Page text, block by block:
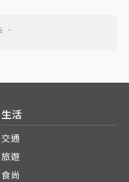
生活
交通
旅遊
食尚